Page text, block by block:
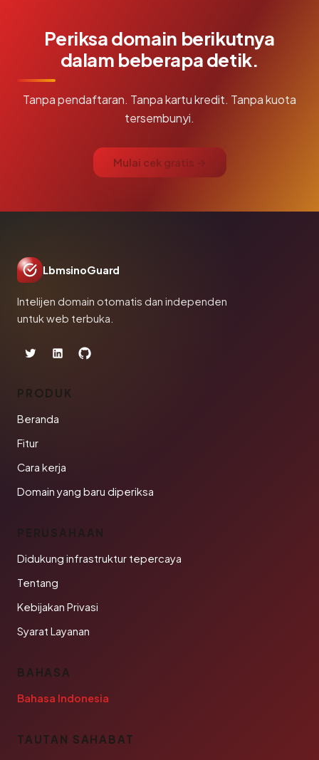
Periksa domain berikutnya
dalam beberapa detik.
Tanpa pendaftaran. Tanpa kartu kredit. Tanpa kuota
tersembunyi.
Mulai cek gratis →
LbmsinoGuard
Intelijen domain otomatis dan independen
untuk web terbuka.
PRODUK
Beranda
Fitur
Cara kerja
Domain yang baru diperiksa
PERUSAHAAN
Didukung infrastruktur tepercaya
Tentang
Kebijakan Privasi
Syarat Layanan
BAHASA
Bahasa Indonesia
TAUTAN SAHABAT